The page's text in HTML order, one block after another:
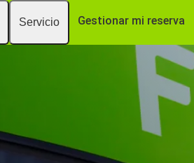
Servicio Gestionar mi reserva